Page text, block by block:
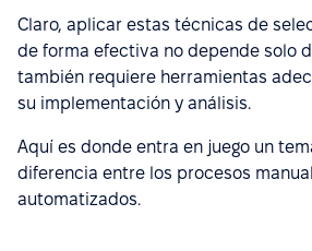
Claro, aplicar estas técnicas de
de forma efectiva no depende solo
también requiere herramientas
su implementación y análisis.
Aquí es donde entra en juego un
diferencia entre los procesos
automatizados.